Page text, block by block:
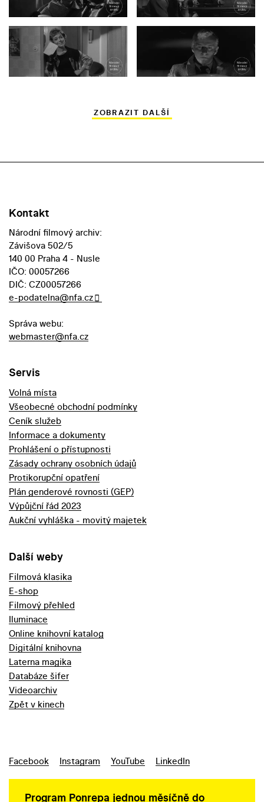
ZOBRAZIT DALŠÍ
Kontakt
Národní filmový archiv:
Závišova 502/5
140 00 Praha 4 - Nusle
IČO: 00057266
DIČ: CZ00057266
e-podatelna@nfa.cz
Správa webu:
webmaster@nfa.cz
Servis
Volná místa
Všeobecné obchodní podmínky
Ceník služeb
Informace a dokumenty
Prohlášení o přístupnosti
Zásady ochrany osobních údajů
Protikorupční opatření
Plán genderové rovnosti (GEP)
Výpůjční řád 2023
Aukční vyhláška - movitý majetek
Další weby
Filmová klasika
E-shop
Filmový přehled
Iluminace
Online knihovní katalog
Digitální knihovna
Laterna magika
Databáze šifer
Videoarchiv
Zpět v kinech
Facebook Instagram YouTube LinkedIn
Program Ponrepa jednou měsíčně do